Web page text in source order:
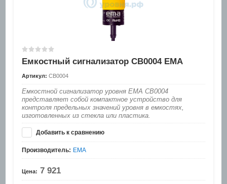
Емкостный сигнализатор CB0004 EMA
Артикул: CB0004
Емкостной сигнализатор уровня EMA CB0004
представляет собой компактное устройство для
контроля предельных значений уровня в емкостях,
изготовленных из стекла или пластика.
Добавить к сравнению
Производитель: EMA
Цена: 7 921